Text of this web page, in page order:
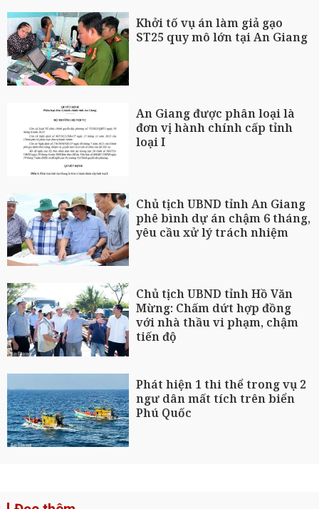
Khởi tố vụ án làm giả gạo
ST25 quy mô lớn tại An Giang
An Giang được phân loại là
đơn vị hành chính cấp tỉnh
loại I
Chủ tịch UBND tỉnh An Giang
phê bình dự án chậm 6 tháng,
yêu cầu xử lý trách nhiệm
Chủ tịch UBND tỉnh Hồ Văn
Mừng: Chấm dứt hợp đồng
với nhà thầu vi phạm, chậm
tiến độ
Phát hiện 1 thi thể trong vụ 2
ngư dân mất tích trên biển
Phú Quốc